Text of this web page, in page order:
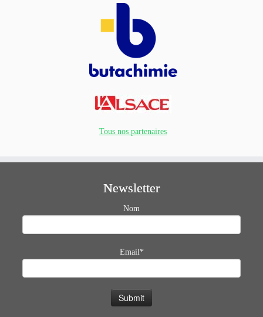
Tous nos partenaires
Newsletter
Nom
Email*